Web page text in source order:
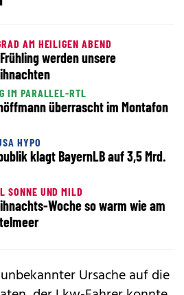
AM HEILIGEN ABEND
werden unsere
IM PARALLEL-RTL
überrascht im Montafon
HYPO
klagt BayernLB auf 3,5 Mrd.
SONNE UND MILD
Woche so warm wie am
Ursache auf die